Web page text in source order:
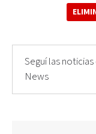
Seguí las
News